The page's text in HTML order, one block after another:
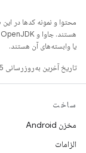
محتوا و نمونه کدها در
یا وابسته‌های آن هستند.
تاریخ آخرین به‌روزرسانی 2025-07-29 به‌وقت ساعت هماهنگ جهانی.
ساخت
مخزن Android
الزامات